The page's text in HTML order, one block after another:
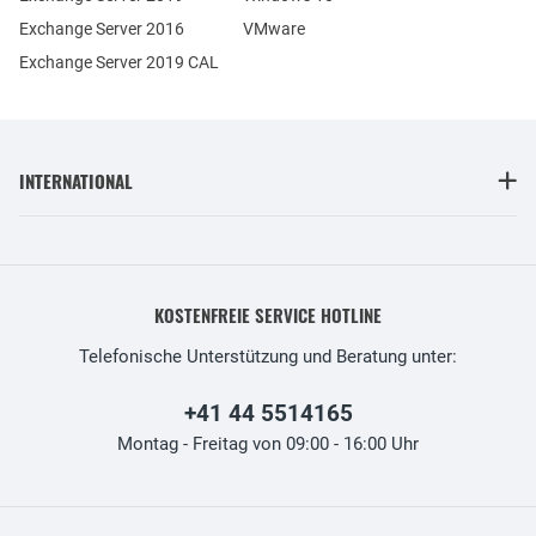
Exchange Server 2016
Exchange Server 2019 CAL
VMware
INTERNATIONAL
KOSTENFREIE SERVICE HOTLINE
Telefonische Unterstützung und Beratung unter:
+41 44 5514165
Montag - Freitag von 09:00 - 16:00 Uhr